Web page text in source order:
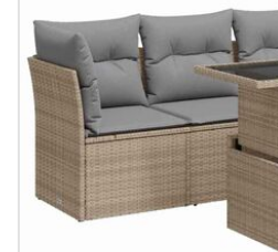
#sharemevidaxl